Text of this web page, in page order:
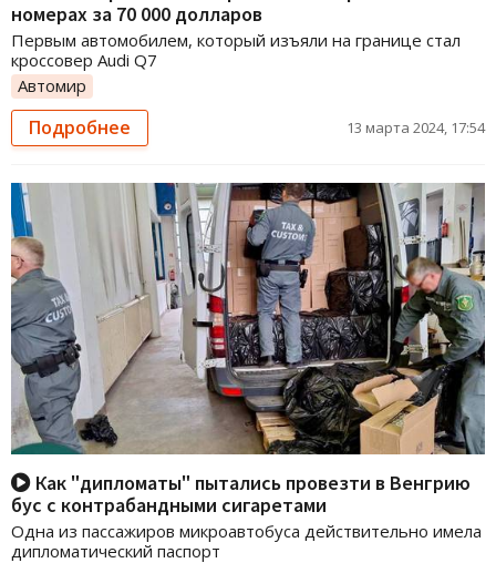
номерах за 70 000 долларов
Первым автомобилем, который изъяли на границе стал
кроссовер Audi Q7
Автомир
Подробнее 13 марта 2024, 17:54
Как "дипломаты" пытались провезти в Венгрию
бус с контрабандными сигаретами
Одна из пассажиров микроавтобуса действительно имела
дипломатический паспорт